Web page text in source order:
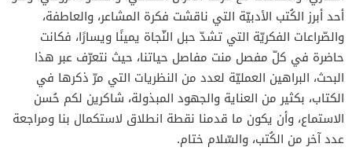
أحد أبرز الكُتب الأدبيّة التي ناقشت فكرة المشاعر، والعاطفة،
والصّراعات الفكريّة التي تشدّ حبل النّجاة يمينًا ويسارًا، فكانت
حاضرة في كلّ مفصل منت مفاصل حياتنا، حيث نتعرّف عبر هذا
البحث، البراهين العمليّة لعدد من النظريات التي مرّ ذكرها في
الكتاب، بكثير من العناية والجهود المبذولة، شاكرين لكم حُسن
الاستماع، وأن يكون ما قدمنا نقطة انطلاق لاستكمال بنا ومراجعة
عدد آخر من الكُتب، والسّلام ختام.